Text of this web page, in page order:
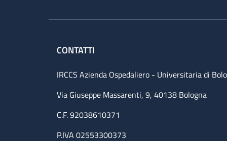
CONTATTI
IRCCS Azienda Ospedaliero - Universitaria di
Via Giuseppe Massarenti, 9, 40138 Bologna
C.F. 92038610371
P.IVA 02553300373